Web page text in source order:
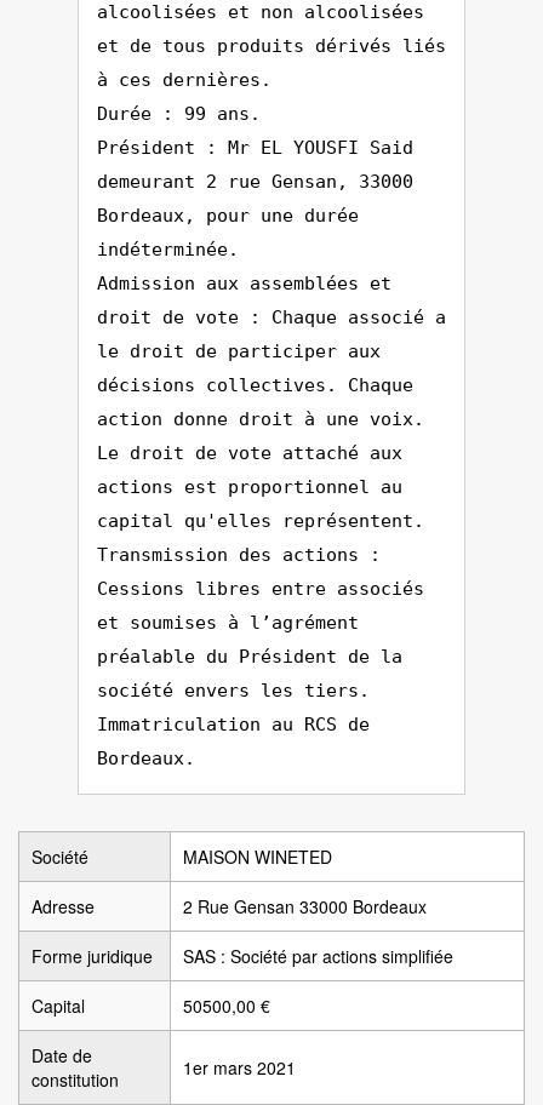
alcoolisées et non alcoolisées
et de tous produits dérivés liés
à ces dernières.
Durée : 99 ans.
Président : Mr EL YOUSFI Said
demeurant 2 rue Gensan, 33000
Bordeaux, pour une durée
indéterminée.
Admission aux assemblées et
droit de vote : Chaque associé a
le droit de participer aux
décisions collectives. Chaque
action donne droit à une voix.
Le droit de vote attaché aux
actions est proportionnel au
capital qu'elles représentent.
Transmission des actions :
Cessions libres entre associés
et soumises à l’agrément
préalable du Président de la
société envers les tiers.
Immatriculation au RCS de
Bordeaux.
Société MAISON WINETED
Adresse 2 Rue Gensan 33000 Bordeaux
Forme juridique SAS : Société par actions simplifiée
Capital 50500,00 €
Date de
constitution
1er mars 2021